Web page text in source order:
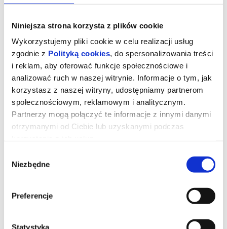
Niniejsza strona korzysta z plików cookie
Wykorzystujemy pliki cookie w celu realizacji usług
zgodnie z Polityką cookies, do spersonalizowania treści
i reklam, aby oferować funkcje społecznościowe i
analizować ruch w naszej witrynie. Informacje o tym, jak
korzystasz z naszej witryny, udostępniamy partnerom
społecznościowym, reklamowym i analitycznym.
Partnerzy mogą połączyć te informacje z innymi danymi
otrzymanymi od Ciebie lub uzyskanymi podczas
zgody
Niezbędne
Preferencje
Statystyka
Mortal Kombat II 2D dubbing
Dominacja Shao Khana (Martyn Ford) wreszcie musi zostać
przerwana. Dlatego mnich Liu Kang (Ludi Lin), była elitarną
żołnierka Sonya Blade (Jessica McNamee), jej mentor Jax Briggs
Tan) ponownie łączą siły, by ocalić Ziemię. Tym razem wsparcia
udziela im Johnny Cage (Karl Urban), a cała grupa rzuca się w wir